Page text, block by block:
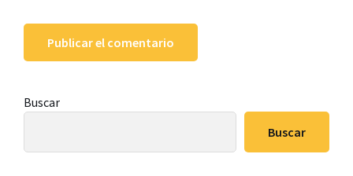
Barra
Buscar
Buscar